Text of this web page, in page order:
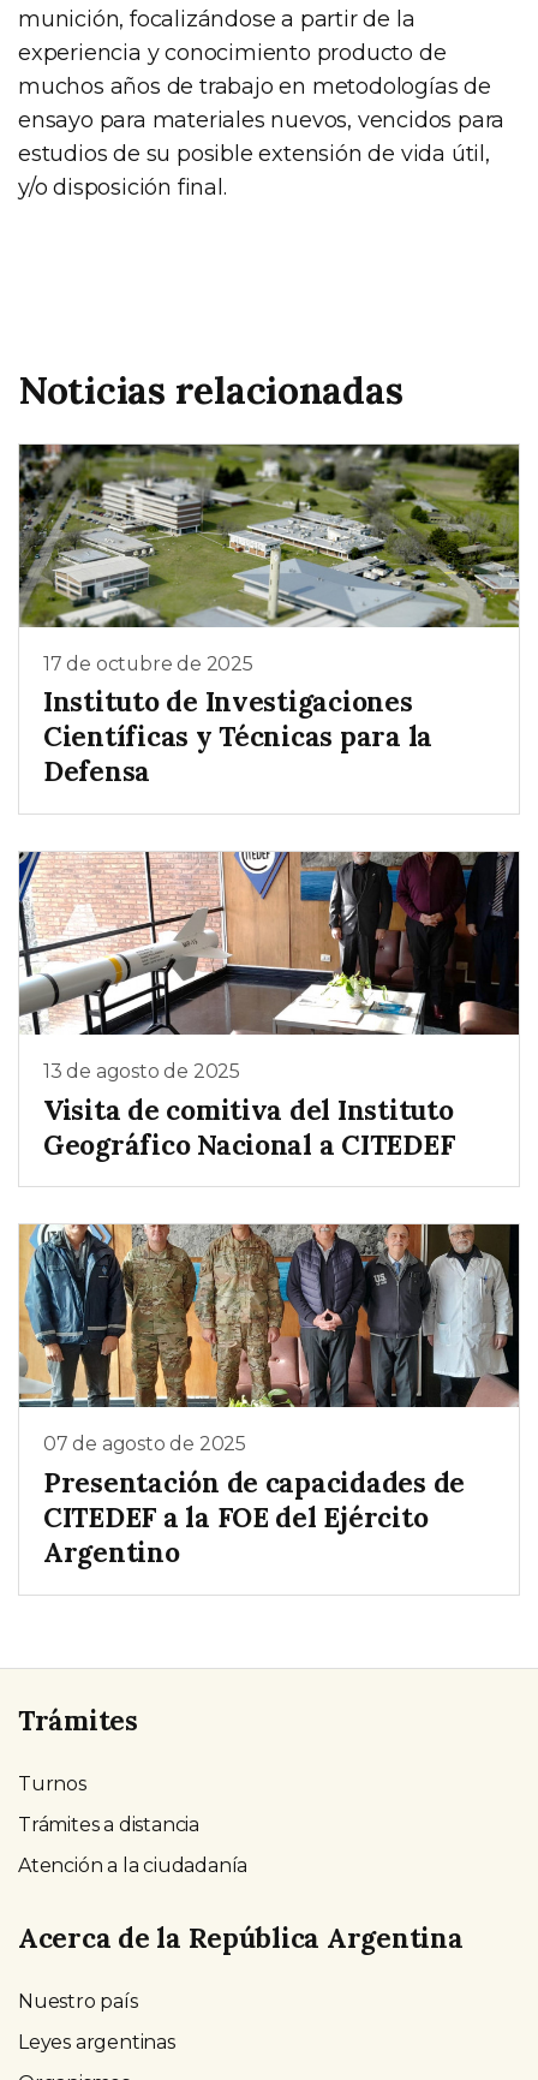
munición, focalizándose a partir de la
experiencia y conocimiento producto de
muchos años de trabajo en metodologías de
ensayo para materiales nuevos, vencidos para
estudios de su posible extensión de vida útil,
y/o disposición final.
Noticias relacionadas
17 de octubre de 2025
Instituto de Investigaciones
Científicas y Técnicas para la
Defensa
13 de agosto de 2025
Visita de comitiva del Instituto
Geográfico Nacional a CITEDEF
07 de agosto de 2025
Presentación de capacidades de
CITEDEF a la FOE del Ejército
Argentino
Trámites
Turnos
Trámites a distancia
Atención a la ciudadanía
Acerca de la República Argentina
Nuestro país
Leyes argentinas